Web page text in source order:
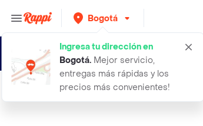
Bogotá
Ingresa tu dirección en
Bogotá. Mejor servicio,
entregas más rápidas y los
precios más convenientes!
aceite labial strawberry pink serie